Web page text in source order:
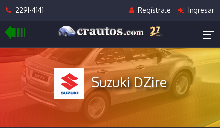
2291-4141 Regístrate Ingresar
Suzuki DZire